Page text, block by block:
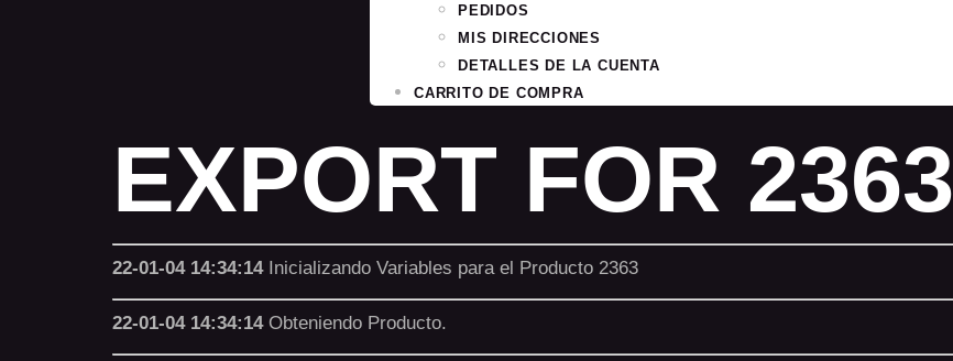
PEDIDOS
MIS DIRECCIONES
DETALLES DE LA CUENTA
CARRITO DE COMPRA
EXPORT FOR 2363
22-01-04 14:34:14Inicializando Variables para el Producto 2363
22-01-04 14:34:14Obteniendo Producto.